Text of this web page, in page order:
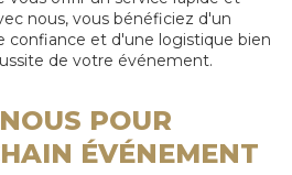
nous, vous bénéficiez d'un
confiance et d'une logistique bien
de votre événement.
POUR
ÉVÉNEMENT